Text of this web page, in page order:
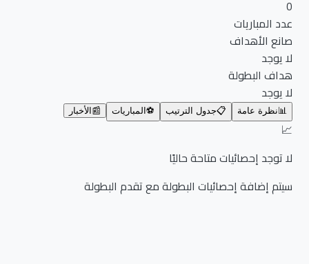
عدد المباريات
صانع الأهداف
لا يوجد
هداف البطولة
لا يوجد
نظرة عامة 📋 جدول الترتيب ⚽ المباريات 📰 الأخبار
لا توجد إحصائيات متاحة حاليًا
سيتم إضافة إحصائيات البطولة مع تقدم البطولة